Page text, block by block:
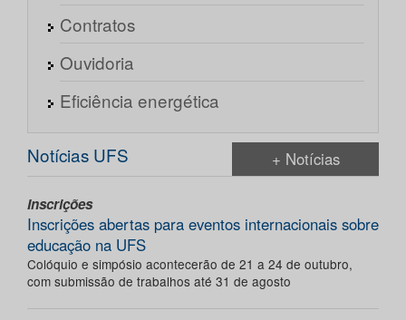
Contratos
Ouvidoria
Eficiência energética
Notícias UFS + Notícias
Inscrições
Inscrições abertas para eventos internacionais sobre
educação na UFS
Colóquio e simpósio acontecerão de 21 a 24 de outubro,
com submissão de trabalhos até 31 de agosto